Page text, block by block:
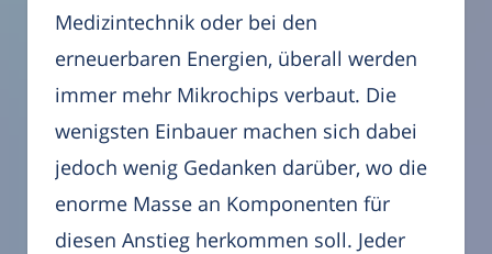
Medizintechnik oder bei den
erneuerbaren Energien, überall werden
immer mehr Mikrochips verbaut. Die
wenigsten Einbauer machen sich dabei
jedoch wenig Gedanken darüber, wo die
enorme Masse an Komponenten für
diesen Anstieg herkommen soll. Jeder